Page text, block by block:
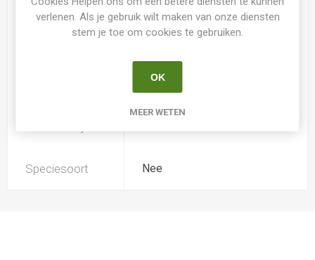
Iris Siberica
Speciesoort Nee
verlenen. Als je gebruik wilt maken van onze diensten
stem je toe om cookies te gebruiken.
OK
MEER WETEN